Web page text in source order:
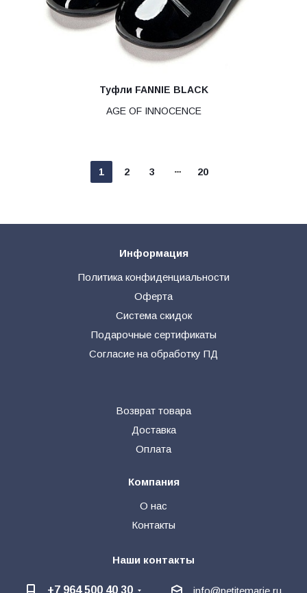
Туфли FANNIE BLACK
AGE OF INNOCENCE
1 2 3 20
Информация
Политика конфиденциальности
Оферта
Система скидок
Подарочные сертификаты
Согласие на обработку ПД
Возврат товара
Доставка
Оплата
Компания
О нас
Контакты
Наши контакты
+7 964 500 40 30